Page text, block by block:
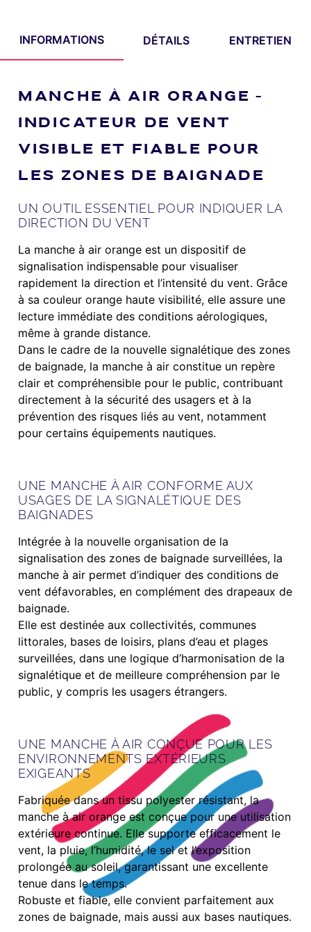
INFORMATIONS DÉTAILS ENTRETIEN
MANCHE À AIR ORANGE –
INDICATEUR DE VENT
VISIBLE ET FIABLE POUR
LES ZONES DE BAIGNADE
UN OUTIL ESSENTIEL POUR INDIQUER LA
DIRECTION DU VENT
La manche à air orange est un dispositif de
signalisation indispensable pour visualiser
rapidement la direction et l’intensité du vent. Grâce
à sa couleur orange haute visibilité, elle assure une
lecture immédiate des conditions aérologiques,
même à grande distance.
Dans le cadre de la nouvelle signalétique des zones
de baignade, la manche à air constitue un repère
clair et compréhensible pour le public, contribuant
directement à la sécurité des usagers et à la
prévention des risques liés au vent, notamment
pour certains équipements nautiques.
UNE MANCHE À AIR CONFORME AUX
USAGES DE LA SIGNALÉTIQUE DES
BAIGNADES
Intégrée à la nouvelle organisation de la
signalisation des zones de baignade surveillées, la
manche à air permet d’indiquer des conditions de
vent défavorables, en complément des drapeaux de
baignade.
Elle est destinée aux collectivités, communes
littorales, bases de loisirs, plans d’eau et plages
surveillées, dans une logique d’harmonisation de la
signalétique et de meilleure compréhension par le
public, y compris les usagers étrangers.
UNE MANCHE À AIR CONÇUE POUR LES
ENVIRONNEMENTS EXTÉRIEURS
EXIGEANTS
Fabriquée dans un tissu polyester résistant, la
manche à air orange est conçue pour une utilisation
extérieure continue. Elle supporte efficacement le
vent, la pluie, l’humidité, le sel et l’exposition
prolongée au soleil, garantissant une excellente
tenue dans le temps.
Robuste et fiable, elle convient parfaitement aux
zones de baignade, mais aussi aux bases nautiques.